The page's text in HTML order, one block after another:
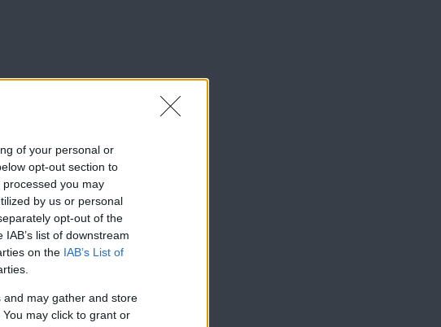
of your personal or
opt-out section to
you may
by us or personal
opt-out of the
list of downstream
on the IAB’s List of
may gather and store
may click to grant or